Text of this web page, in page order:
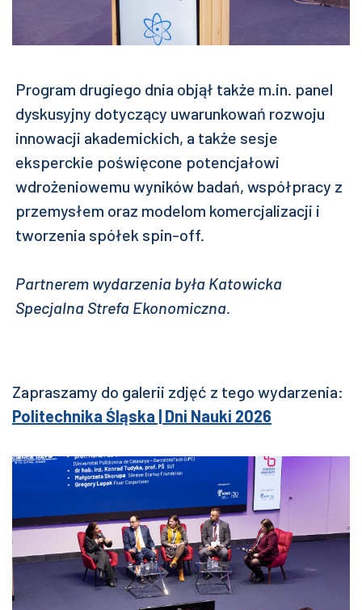
Program drugiego dnia objął także m.in. panel
dyskusyjny dotyczący uwarunkowań rozwoju
innowacji akademickich, a także sesje
eksperckie poświęcone potencjałowi
wdrożeniowemu wyników badań, współpracy z
przemysłem oraz modelom komercjalizacji i
tworzenia spółek spin-off.
Partnerem wydarzenia była Katowicka
Specjalna Strefa Ekonomiczna.
Zapraszamy do galerii zdjęć z tego wydarzenia:
Politechnika Śląska | Dni Nauki 2026